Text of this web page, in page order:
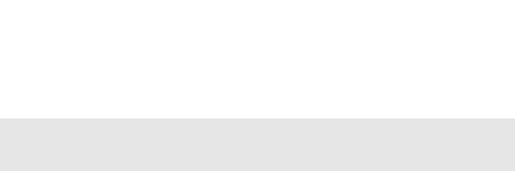
開示、訂正・追加又は削除、利用又は提供の拒否の求めに応じ